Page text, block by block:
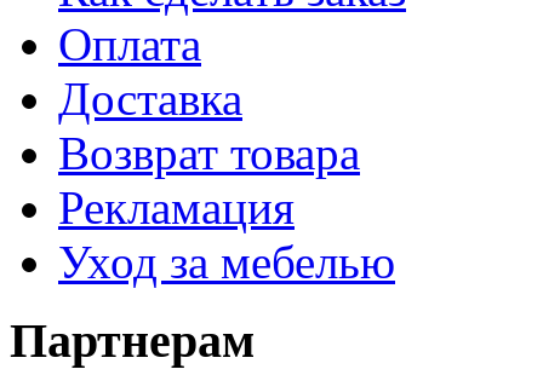
Оплата
Доставка
Возврат товара
Рекламация
Уход за мебелью
Партнерам